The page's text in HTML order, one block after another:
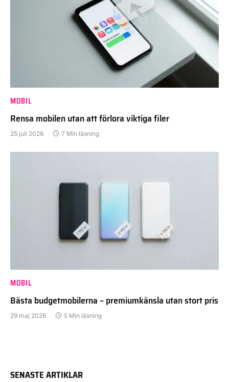
MOBIL
Rensa mobilen utan att förlora viktiga filer
25 juli 2026 7 Min läsning
MOBIL
Bästa budgetmobilerna – premiumkänsla utan stort pris
29 maj 2026 5 Min läsning
SENASTE ARTIKLAR